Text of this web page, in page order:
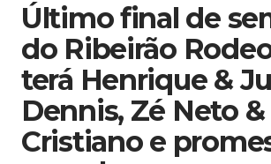
Último final de
do Ribeirão
terá Henrique &
Dennis, Zé Neto &
Cristiano e